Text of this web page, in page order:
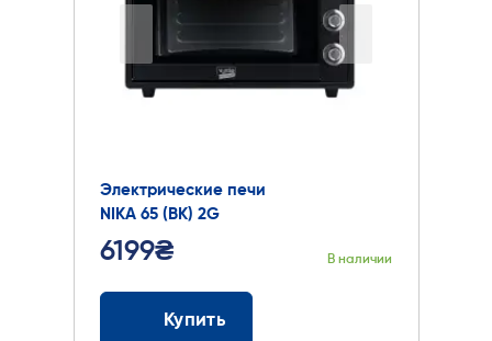
Электрические печи
NIKA 65 (BK) 2G
6199₴ В наличии
Купить